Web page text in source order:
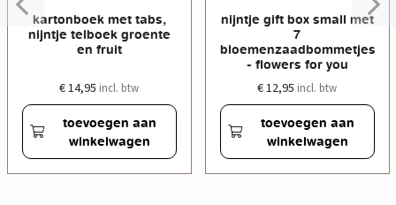
kartonboek met tabs,
nijntje telboek groente
en fruit
€ 14,95 incl. btw
toevoegen aan
winkelwagen
nijntje gift box small met
7
bloemenzaadbommetjes
- flowers for you
€ 12,95 incl. btw
toevoegen aan
winkelwagen